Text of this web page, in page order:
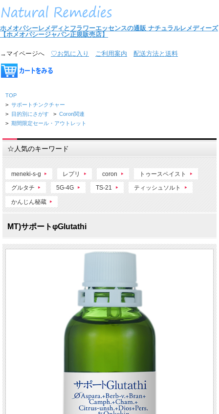
ホメオパシーレメディとフラワーエッセンスの通販 ナチュラルレメディーズ
【ホメオパシージャパン正規販売店】
→マイページへ ♡お気に入り ご利用案内 配送方法と送料
TOP
> サポートチンクチャー
> 目的別にさがす > Coron関連
> 期間限定セール・アウトレット
☆人気のキーワード
meneki-s-g レプリ coron トゥースペイスト
グルタチ 5G-4G TS-21 ティッシュソルト
かんじん秘蔵
MT)サポートφGlutathi